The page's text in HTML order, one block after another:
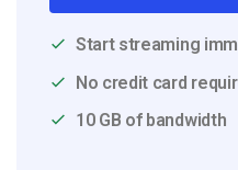
Start streaming
No credit card
10 GB of bandwidth